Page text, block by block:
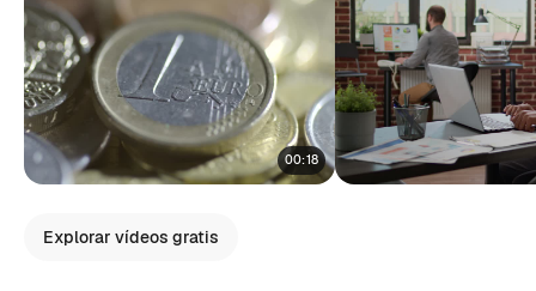
00:18
Explorar vídeos gratis